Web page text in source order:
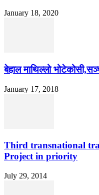
January 18, 2020
बेहाल माथिल्लो
January 17, 2018
Third transnational
Project in priority
July 29, 2014